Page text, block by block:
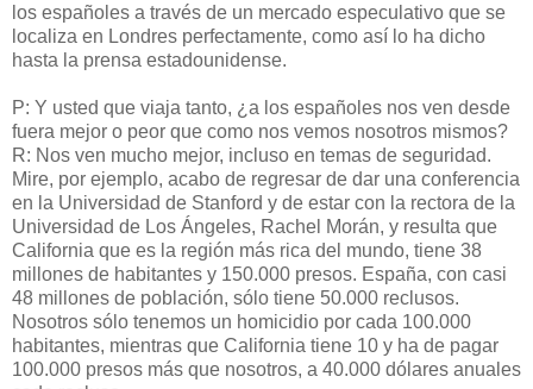
los españoles a través de un mercado especulativo que se
localiza en Londres perfectamente, como así lo ha dicho
hasta la prensa estadounidense.
P: Y usted que viaja tanto, ¿a los españoles nos ven desde
fuera mejor o peor que como nos vemos nosotros mismos?
R: Nos ven mucho mejor, incluso en temas de seguridad.
Mire, por ejemplo, acabo de regresar de dar una conferencia
en la Universidad de Stanford y de estar con la rectora de la
Universidad de Los Ángeles, Rachel Morán, y resulta que
California que es la región más rica del mundo, tiene 38
millones de habitantes y 150.000 presos. España, con casi
48 millones de población, sólo tiene 50.000 reclusos.
Nosotros sólo tenemos un homicidio por cada 100.000
habitantes, mientras que California tiene 10 y ha de pagar
100.000 presos más que nosotros, a 40.000 dólares anuales